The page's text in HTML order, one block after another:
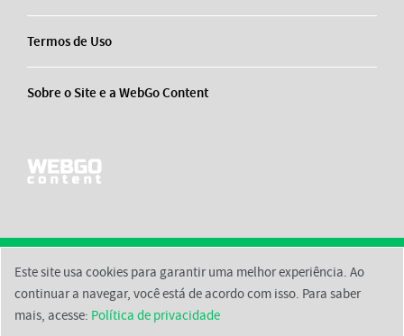
Termos de Uso
Sobre o Site e a WebGo Content
2026 © Einstein Brasil
Início
Contato Políticas de Privacidade
Políticas do Site
Termos de Uso
Sobre o Site e a WebGo Content
Este site usa cookies para garantir uma melhor experiência. Ao
continuar a navegar, você está de acordo com isso. Para saber
mais, acesse: Política de privacidade